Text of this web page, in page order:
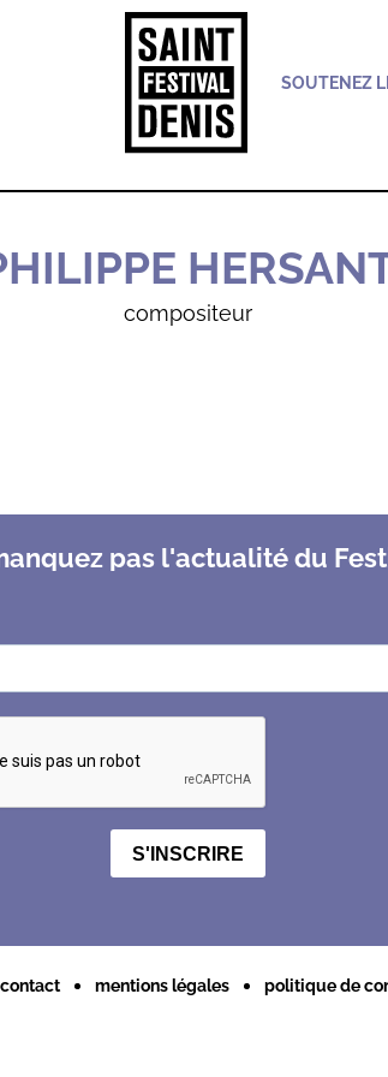
SOUTENEZ
compositeur
pas l'actualité du
S'INSCRIRE
contact mentions légales politique de